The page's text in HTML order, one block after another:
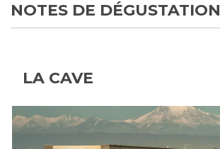
NOTES DE DÉGUSTATION
LA CAVE